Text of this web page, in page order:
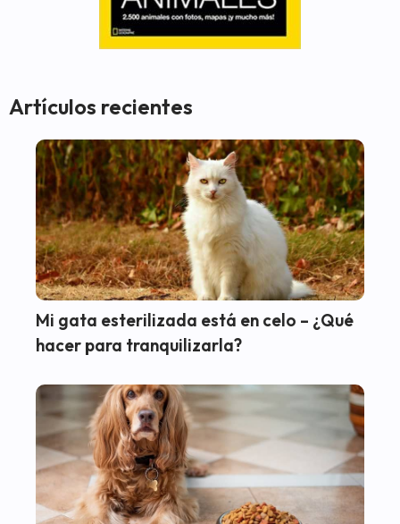
Artículos recientes
Mi gata esterilizada está en celo – ¿Qué
hacer para tranquilizarla?